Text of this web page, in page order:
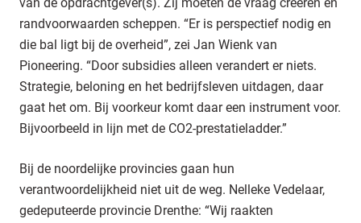
randvoorwaarden scheppen. “Er is perspectief nodig en
die bal ligt bij de overheid”, zei Jan Wienk van
Pioneering. “Door subsidies alleen verandert er niets.
Strategie, beloning en het bedrijfsleven uitdagen, daar
gaat het om. Bij voorkeur komt daar een instrument voor.
Bijvoorbeeld in lijn met de CO2-prestatieladder.”
Bij de noordelijke provincies gaan hun
verantwoordelijkheid niet uit de weg. Nelleke Vedelaar,
gedeputeerde provincie Drenthe: “Wij raakten